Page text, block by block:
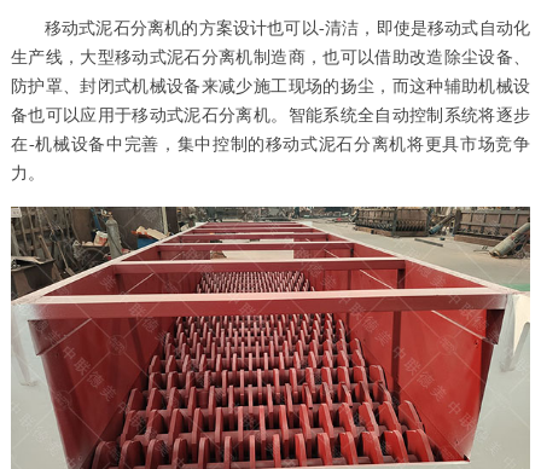
移动式泥石分离机的方案设计也可以-清洁，即使是移动式自动化
生产线，大型移动式泥石分离机制造商，也可以借助改造除尘设备、
防护罩、封闭式机械设备来减少施工现场的扬尘，而这种辅助机械设
备也可以应用于移动式泥石分离机。智能系统全自动控制系统将逐步
在-机械设备中完善，集中控制的移动式泥石分离机将更具市场竞争
力。